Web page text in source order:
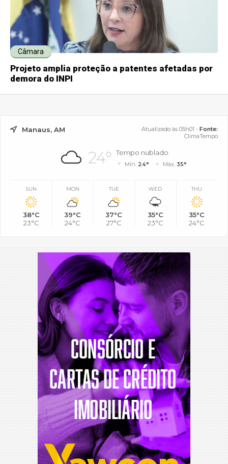
Câmara
Projeto amplia proteção a patentes afetadas por
demora do INPI
Manaus, AM Atualizado às 05h01 - Fonte:
ClimaTempo
24° Tempo nublado
Mín. 24° Máx. 35°
SUN
38°C
23°C
MON
39°C
24°C
TUE
37°C
27°C
WED
35°C
23°C
THU
35°C
24°C